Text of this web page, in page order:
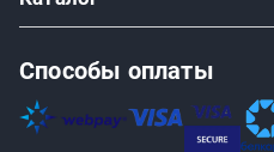
Способы оплаты